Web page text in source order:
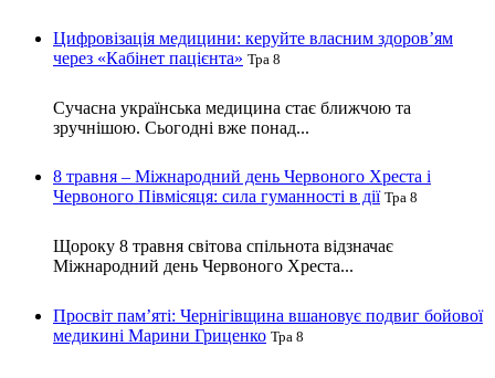
Цифровізація медицини: керуйте власним здоров’ям
через «Кабінет пацієнта» Тра 8
Сучасна українська медицина стає ближчою та
зручнішою. Сьогодні вже понад...
8 травня – Міжнародний день Червоного Хреста і
Червоного Півмісяця: сила гуманності в дії Тра 8
Щороку 8 травня світова спільнота відзначає
Міжнародний день Червоного Хреста...
Просвіт пам’яті: Чернігівщина вшановує подвиг бойової
медикині Марини Гриценко Тра 8